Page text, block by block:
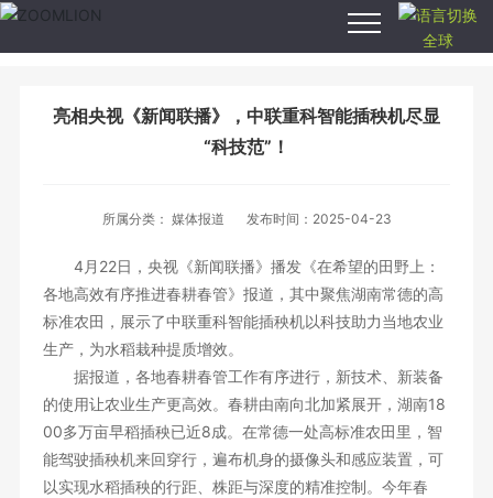
国）,安博anbo
（中国）
智慧农业
新闻中心
关于我们
服务支持
全球
亮相央视《新闻联播》，中联重科智能插秧机尽显
“科技范”！
所属分类： 媒体报道 发布时间：2025-04-23
4月22日，央视《新闻联播》播发《在希望的田野上：
各地高效有序推进春耕春管》报道，其中聚焦湖南常德的高
标准农田，展示了中联重科智能插秧机以科技助力当地农业
生产，为水稻栽种提质增效。
据报道，各地春耕春管工作有序进行，新技术、新装备
的使用让农业生产更高效。春耕由南向北加紧展开，湖南18
00多万亩早稻插秧已近8成。在常德一处高标准农田里，智
能驾驶插秧机来回穿行，遍布机身的摄像头和感应装置，可
以实现水稻插秧的行距、株距与深度的精准控制。今年春